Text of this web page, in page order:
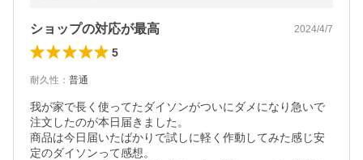
ショップの対応が最高 2024/4/7
5
耐久性 ： 普通
我が家で長く使ってたダイソンがついにダメになり急いで
注文したのが本日届きました。
商品は今日届いたばかりで試しに軽く作動してみた感じ安
定のダイソンって感想。